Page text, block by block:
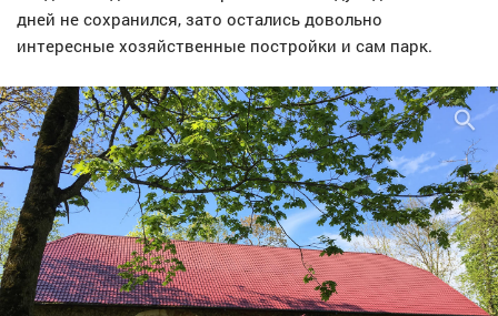
дней не сохранился, зато остались довольно
интересные хозяйственные постройки и сам парк.